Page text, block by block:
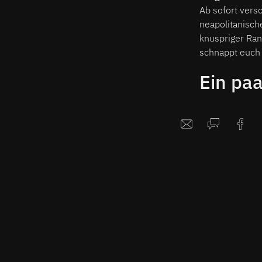
Ab sofort
knuspriger
schnappt
Ein